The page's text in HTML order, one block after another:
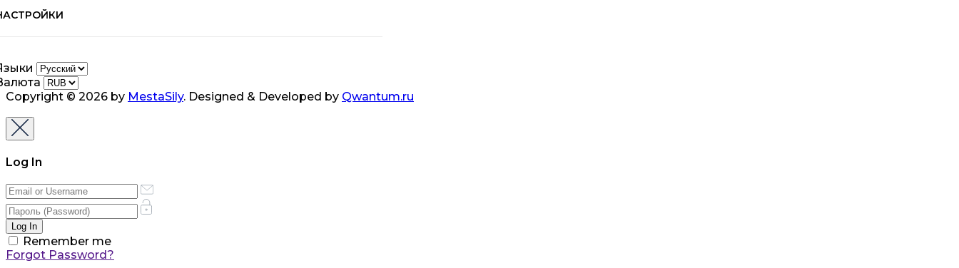
Copyright © 2026 by MestaSily. Designed & Developed by Qwantum.ru
Log In
Remember me
Forgot Password?